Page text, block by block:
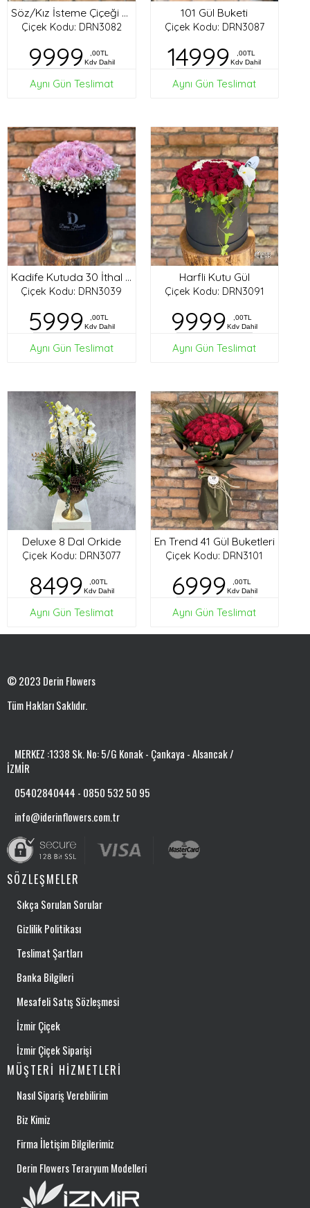
Söz/Kız İsteme Çiçeği Buketi
Çiçek Kodu: DRN3082
9999
,00TL
Kdv Dahil
Aynı Gün Teslimat
101 Gül Buketi
Çiçek Kodu: DRN3087
14999
,00TL
Kdv Dahil
Aynı Gün Teslimat
Kadife Kutuda 30 İthal Gül
Çiçek Kodu: DRN3039
5999
,00TL
Kdv Dahil
Aynı Gün Teslimat
Harfli Kutu Gül
Çiçek Kodu: DRN3091
9999
,00TL
Kdv Dahil
Aynı Gün Teslimat
Deluxe 8 Dal Orkide
Çiçek Kodu: DRN3077
8499
,00TL
Kdv Dahil
Aynı Gün Teslimat
En Trend 41 Gül Buketleri
Çiçek Kodu: DRN3101
6999
,00TL
Kdv Dahil
Aynı Gün Teslimat
© 2023 Derin Flowers
Tüm Hakları Saklıdır.
MERKEZ :1338 Sk. No: 5/G Konak - Çankaya - Alsancak /
İZMİR
05402840444 - 0850 532 50 95
info@iderinflowers.com.tr
SÖZLEŞMELER
Sıkça Sorulan Sorular
Gizlilik Politikası
Teslimat Şartları
Banka Bilgileri
Mesafeli Satış Sözleşmesi
İzmir Çiçek
İzmir Çiçek Siparişi
MÜŞTERI HIZMETLERI
Nasıl Sipariş Verebilirim
Biz Kimiz
Firma İletişim Bilgilerimiz
Derin Flowers Teraryum Modelleri